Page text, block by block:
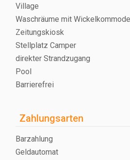
Village
Waschräume mit Wickelkommode
Zeitungskiosk
Stellplatz Camper
direkter Strandzugang
Pool
Barrierefrei
Zahlungsarten
Barzahlung
Geldautomat